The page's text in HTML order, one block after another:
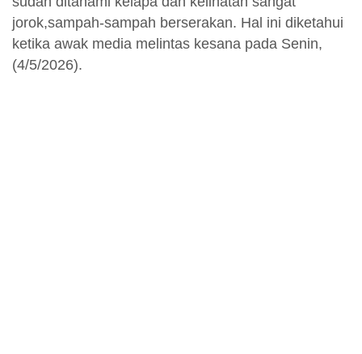
jorok,sampah-sampah berserakan. Hal ini diketahui
ketika awak media melintas kesana pada Senin,
(4/5/2026).